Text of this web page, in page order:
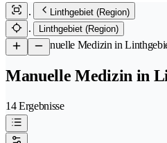
Linthgebiet (Region)
Linthgebiet (Region)
/Manuelle Medizin in
Manuelle Medizin in
14 Ergebnisse